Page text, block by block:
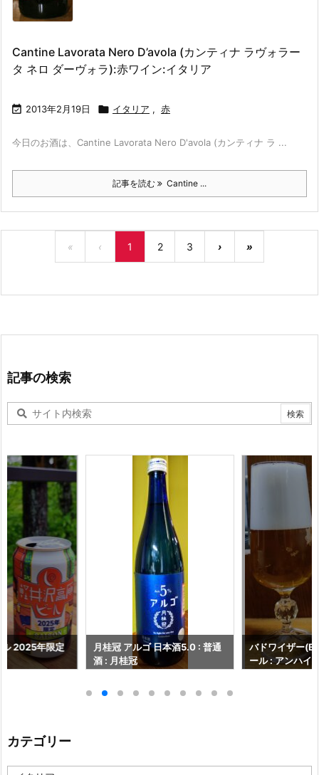
Cantine Lavorata Nero D’avola (カンティナ ラヴォラー
タ ネロ ダーヴォラ):赤ワイン:イタリア
 2013年2月19日  イタリア , 赤
今日のお酒は、Cantine Lavorata Nero D'avola (カンティナ ラ ...
記事を読む Cantine ...
« ‹ 1 2 3 › »
記事の検索
本酒5.0 : 普通
バドワイザー(Budweiser) : ビ
ール : アンハイザー ブッシュ イ
モンテゴーサ
ワイン : スペイ
カテゴリー